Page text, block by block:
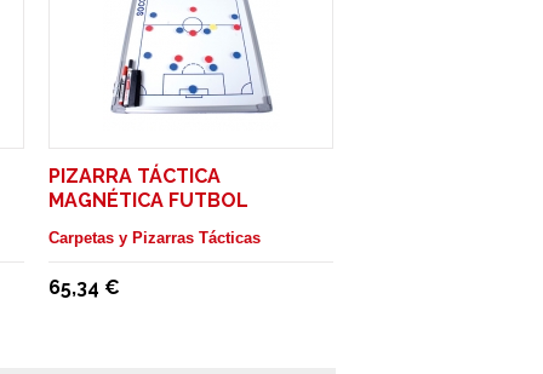
PIZARRA TÁCTICA
MAGNÉTICA FUTBOL
Carpetas y Pizarras Tácticas
65,34 €